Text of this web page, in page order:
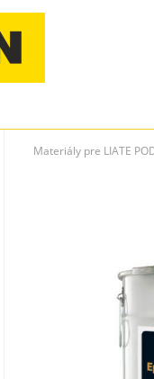
Materiály pre LIATE